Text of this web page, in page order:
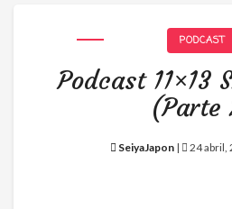
PODCAST
Podcast 11×13
(Parte
SeiyaJapon| 24 abril,